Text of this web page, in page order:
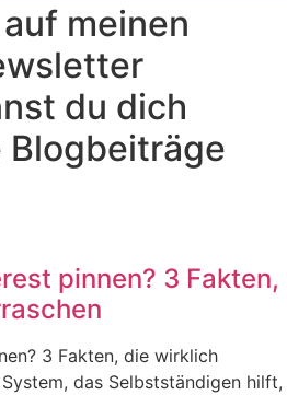
meinen
du dich
Blogbeiträge
pinnen? 3 Fakten,
3 Fakten, die wirklich
das Selbstständigen hilft,